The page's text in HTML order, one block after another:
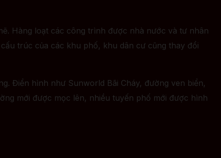
Hàng loạt các công trình được nhà nước và tư nhân
trúc của các khu phố, khu dân cư cũng thay đổi
Điển hình như Sunworld Bãi Cháy, đường ven biển,
mới được mọc lên, nhiều tuyến phố mới được hình